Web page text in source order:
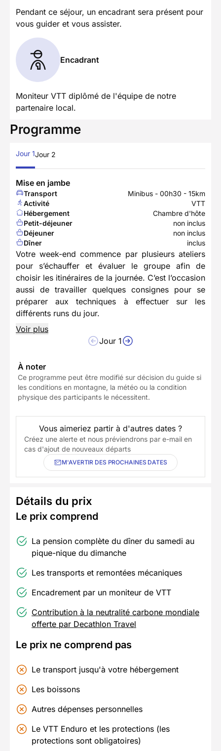
Pendant ce séjour, un encadrant sera présent pour
vous guider et vous assister.
Encadrant
Moniteur VTT diplômé de l'équipe de notre
partenaire local.
Programme
Jour 1Jour 2
Mise en jambe
Transport
Minibus - 00h30 - 15km
Activité
VTT
Hébergement
Chambre d'hôte
Petit-déjeuner
non inclus
Déjeuner
non inclus
Dîner
inclus
Votre week-end commence par plusieurs ateliers
pour s’échauffer et évaluer le groupe afin de
choisir les itinéraires de la journée. C’est l’occasion
aussi de travailler quelques consignes pour se
préparer aux techniques à effectuer sur les
différents runs du jour.
Voir plus
Jour 1
À noter
Ce programme peut être modifié sur décision du guide si
les conditions en montagne, la météo ou la condition
physique des participants le nécessitent.
Vous aimeriez partir à d'autres dates ?
Créez une alerte et nous préviendrons par e-mail en
cas d'ajout de nouveaux départs
M'AVERTIR DES PROCHAINES DATES
Détails du prix
Le prix comprend
La pension complète du dîner du samedi au
pique-nique du dimanche
Les transports et remontées mécaniques
Encadrement par un moniteur de VTT
Contribution à la neutralité carbone mondiale
offerte par Decathlon Travel
Le prix ne comprend pas
Le transport jusqu'à votre hébergement
Les boissons
Autres dépenses personnelles
Le VTT Enduro et les protections (les
protections sont obligatoires)